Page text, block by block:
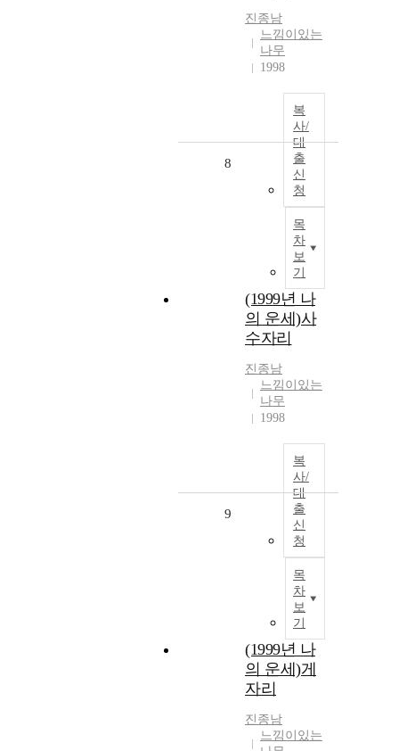
진종남
느낌이있는
나무
1998
복
사/
대
출
신
청
목
차
보
기
8
(1999년 나
의 운세)사
수자리
진종남
느낌이있는
나무
1998
복
사/
대
출
신
청
목
차
보
기
9
(1999년 나
의 운세)게
자리
진종남
느낌이있는